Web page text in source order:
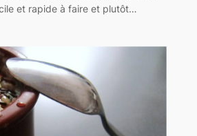
et rapide à faire et plutôt…